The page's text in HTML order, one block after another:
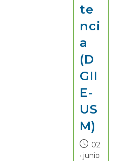
te
nci
a
(D
GII
E-
US
M)
02
· junio